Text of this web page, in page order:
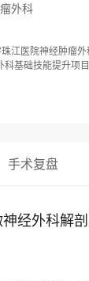
外科
江医院神经肿瘤
基础技能提升项
入路解剖示教培训
中国抗癌协会神
业委员会副主委
学专业委员会常
《中国神经精神
评审专家。 主持
论文十余篇(其
手术复盘
经外科解